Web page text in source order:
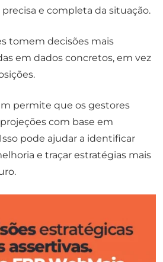
e completa da situação.
tomem decisões mais
em dados concretos, em vez
permite que os gestores
com base em
pode ajudar a identificar
e traçar estratégias mais